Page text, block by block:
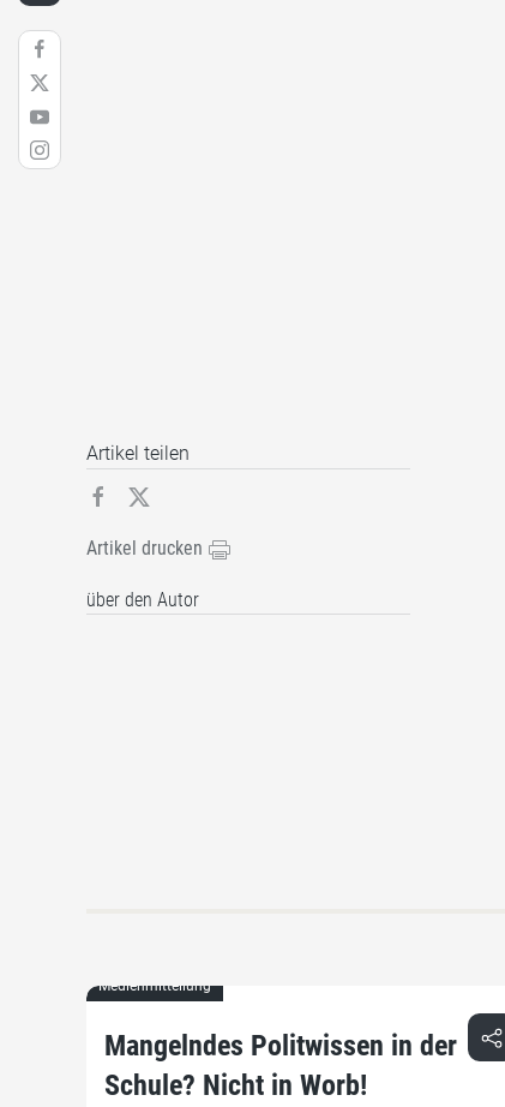
Artikel teilen
Artikel drucken
über den Autor
Medienmitteilung
Mangelndes Politwissen in der
Schule? Nicht in Worb!